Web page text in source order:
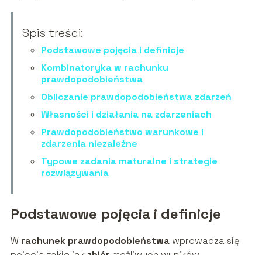
Spis treści:
Podstawowe pojęcia i definicje
Kombinatoryka w rachunku
prawdopodobieństwa
Obliczanie prawdopodobieństwa zdarzeń
Własności i działania na zdarzeniach
Prawdopodobieństwo warunkowe i
zdarzenia niezależne
Typowe zadania maturalne i strategie
rozwiązywania
Podstawowe pojęcia i definicje
W rachunek prawdopodobieństwawprowadza się